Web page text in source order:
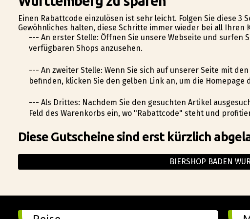
Einen Rabattcode einzulösen ist sehr leicht. Folgen Sie diese 3
Gewöhnliches halten, diese Schritte immer wieder bei all Ihren
--- An erster Stelle: Öffnen Sie unsere Webseite und surfen
verfügbaren Shops anzusehen.
--- An zweiter Stelle: Wenn Sie sich auf unserer Seite mit
befinden, klicken Sie den gelben Link an, um die
--- Als Drittes: Nachdem Sie den gesuchten Artikel
Feld des Warenkorbs ein, wo "Rabattcode" steht und
Diese Gutscheine sind erst kürzlich
BIERSHOP BADEN